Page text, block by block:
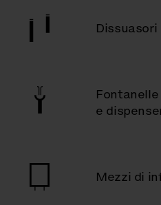
Dissuasori
e
Mezzi di